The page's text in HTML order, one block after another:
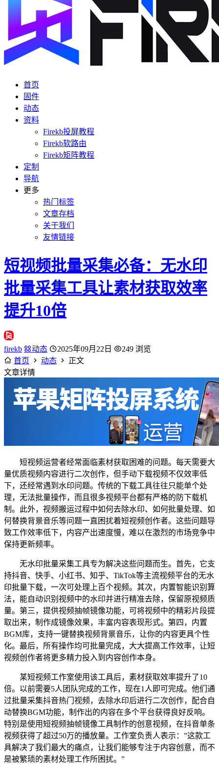
首页
固件
动态
资料
Firekb投屏教程
Firekb软路由
Firekb矩阵教程
定制
导航
更多
热门标签
文章存档
关于我们
友情链接
短视频批量采集必备：无水印
批量采集工具让素材获取效率
提升10倍
firekb 动态 2025年09月22日
249 浏览
首页
动态
正文
文章详情
短视频运营者经常面临素材获取困难的问题。每天需要大
量优质视频内容进行二次创作，但手动下载视频不仅效率低
下，还经常遇到水印问题。传统的下载工具往往只能单个处
理，无法批量操作，而且很多视频平台都有严格的防下载机
制。此外，视频搬运过程中如何去除水印、如何批量处理、如
何替换背景音乐等问题一直困扰着短视频创作者。这些问题导
致工作效率低下，内容产出速度慢，难以在激烈的市场竞争中
保持更新频率。
无水印批量采集工具专为解决这些问题而生。首先，它支
持抖音、快手、小红书、知乎、TikTok等主流视频平台的无水
印批量下载，一次可处理上百个视频。其次，内置智能识别算
法，能自动识别视频中的水印并进行精准去除，保留原视频质
量。第三，提供视频抽帧镜像功能，可将视频中的精彩片段提
取出来，制作成镜像效果，丰富内容表现形式。第四，内置
BGM库，支持一键替换视频背景音乐，让你的内容更具个性
化。最后，所有操作均可批量完成，大大提高工作效率，让短
视频创作者将更多精力投入到内容创作本身。
某短视频工作室使用该工具后，素材获取效率提升了10
倍。以前需要5人团队完成的工作，现在1人即可完成。他们通
过批量采集抖音热门视频，去除水印后进行二次创作，配合自
动替换BGM功能，制作出的内容在多个平台获得良好反响。
特别是使用短视频抽帧镜像工具制作的创意视频，在抖音单条
视频获得了超过50万的播放量。工作室负责人表示：”这款工
具解决了我们最大的痛点，让我们能够专注于内容创意，而不
是被繁琐的素材处理工作所困扰。”